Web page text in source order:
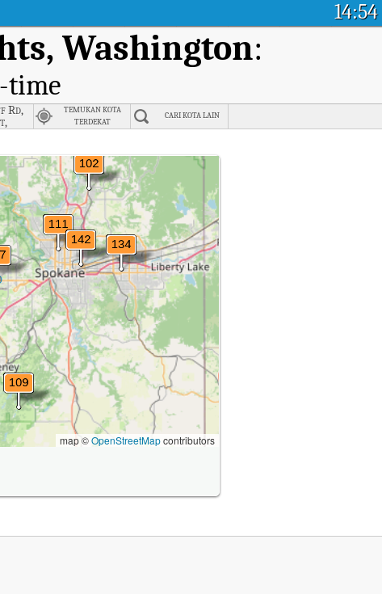
14:54
Washington:
time
Rd,
TEMUKAN KOTA
TERDEKAT
CARI KOTA LAIN
Washington.
map ©OpenStreetMapcontributors